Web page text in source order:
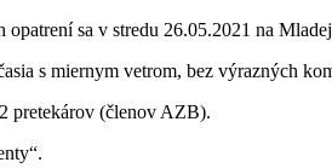
opatrení sa v stredu 26.05.2021 na
s miernym vetrom, bez výrazných
pretekárov (členov AZB).